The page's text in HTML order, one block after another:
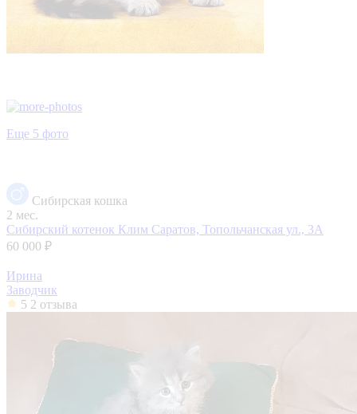
Еще 5 фото
Сибирская кошка
2 мес.
Сибирский котенок Клим Саратов, Топольчанская ул., 3А
60 000 ₽
Ирина
Заводчик
5 2 отзыва